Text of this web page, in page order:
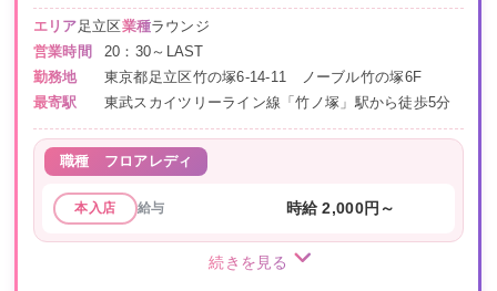
エリア 足立区業種ラウンジ
営業時間
20：30～LAST
勤務地
東京都足立区竹の塚6-14-11 ノーブル竹の塚6F
最寄駅
東武スカイツリーライン線「竹ノ塚」駅から徒歩5分
職種 フロアレディ
本入店 給与 時給 2,000円～
続きを見る